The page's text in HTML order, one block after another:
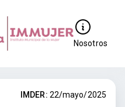
Nosotros
IMDER: 22/mayo/2025